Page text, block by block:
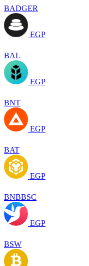
BADGER
EGP
BAL
EGP
BNT
EGP
BAT
EGP
BNBBSC
EGP
BSW